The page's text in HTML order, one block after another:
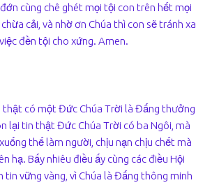
cùng chê ghét mọi tội con trên hết mọi
cải, và nhờ ơn Chúa thì con sẽ tránh xa
đền tội cho xứng. Amen.
thật có một Đức Chúa Trời là Đấng thưởng
lại tin thật Đức Chúa Trời có ba Ngôi, mà
thế làm người, chịu nạn chịu chết mà
hạ. Bấy nhiêu điều ấy cùng các điều Hội
tin vững vàng, vì Chúa là Đấng thông minh